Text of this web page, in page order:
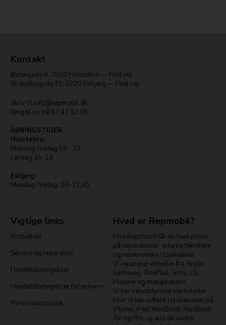
Kontakt
Østergade 8, 7500 Holstebro — Find vej
Strandbygade 33, 6700 Esbjerg — Find vej
Skriv til info@repmobil.dk
Ring til os på 97 42 12 05
ÅBNINGSTIDER
Holstebro:
Mandag-fredag 09 - 17
Lørdag 10-14
Esbjerg:
Mandag-fredag: 10-17.30
Vigtige links
Kontakt os
Service og reparation
Handelsbetingelser
Handelsbetingelser for erhverv
Persondatapolitik
Hvad er Repmobil?
Hos Repmobil får du lave priser
på reparationer, erfarne teknikere
og reservedele i topkvalitet.
Vi reparerer enheder fra Apple,
Samsung, OnePlus, Sony, LG,
Huawei og mange andre.
Vi har veludstyrede værksteder,
hvor vi kan udføre reparationer på
iPhone, iPad, MacBook, MacBook
Air og Pro og alle de andre.